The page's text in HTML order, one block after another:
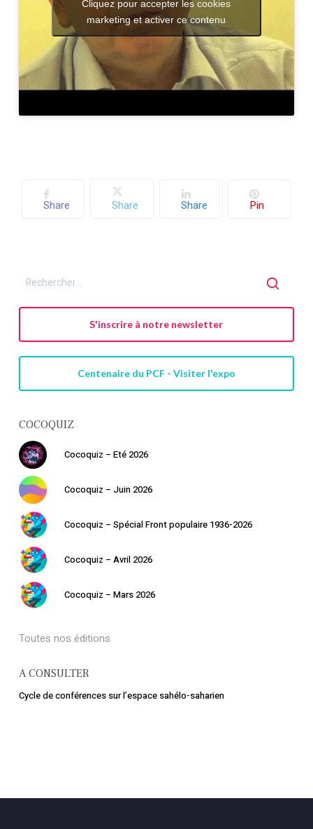
Cliquez pour accepter les cookies
marketing et activer ce contenu
Share Share Share Pin
S'inscrire à notre newsletter
Centenaire du PCF - Visiter l'expo
COCOQUIZ
Cocoquiz – Eté 2026
Cocoquiz – Juin 2026
Cocoquiz – Spécial Front populaire 1936-2026
Cocoquiz – Avril 2026
Cocoquiz – Mars 2026
Toutes nos éditions
A CONSULTER
Cycle de conférences sur l’espace sahélo-saharien